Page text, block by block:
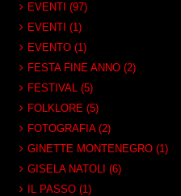
EVENTI (97)
EVENTI (1)
EVENTO (1)
FESTA FINE ANNO (2)
FESTIVAL (5)
FOLKLORE (5)
FOTOGRAFIA (2)
GINETTE MONTENEGRO (1)
GISELA NATOLI (6)
IL PASSO (1)